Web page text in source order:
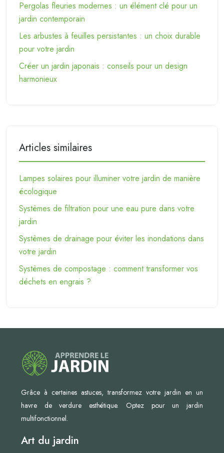
Pergolas fleuries modernes : un élément clé pour un
jardin contemporain
Les arbustes à feuilles persistantes : un choix durable
pour votre jardin
Créer un jardin japonais : conseils pour un design
harmonieux
Articles similaires
Lampes solaires pour illuminer votre jardin de manière
écologique
Systèmes de filtration pour une eau pure dans votre
jardin
Systèmes de drainage pour éviter les inondations dans
votre jardin
Systèmes de compostage : comment transformer vos
déchets en engrais ?
Grâce à certaines astuces, transformez votre jardin en un
havre de verdure esthétique. Optez pour un jardin
multifonctionnel.
Art du jardin